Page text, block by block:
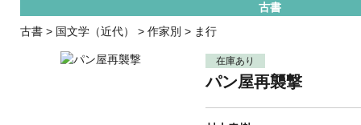
古書
古書 > 国文学（近代） > 作家別 > ま行
在庫あり
パン屋再襲撃